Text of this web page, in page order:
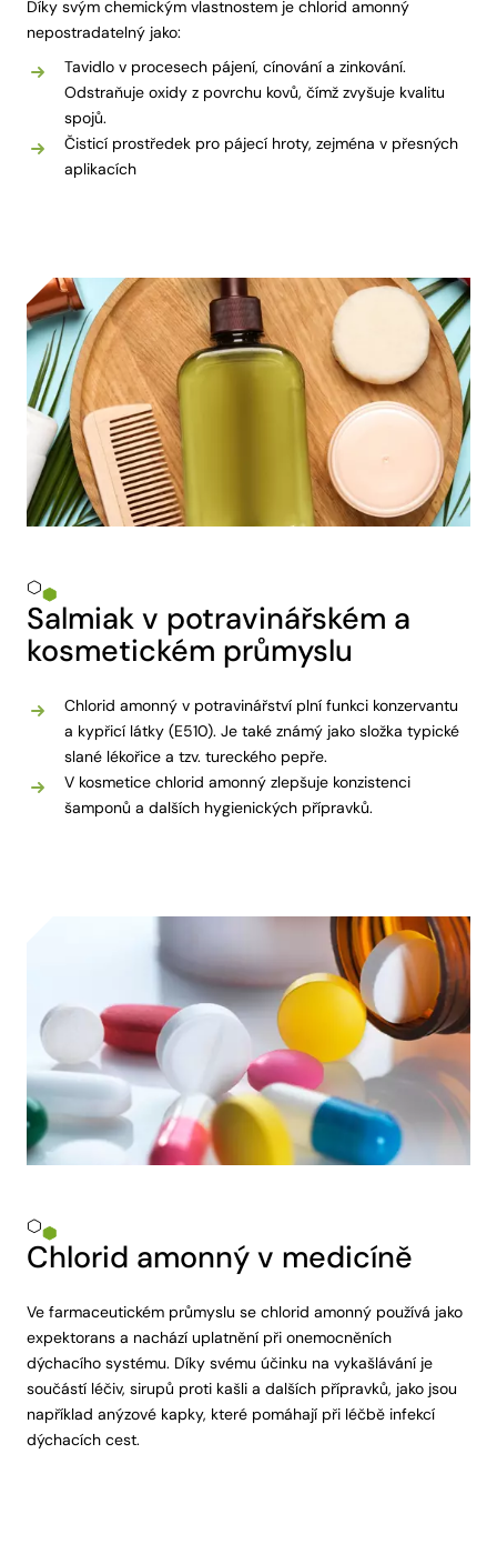
Díky svým chemickým vlastnostem je chlorid amonný
nepostradatelný jako:
Tavidlo v procesech pájení, cínování a zinkování.
Odstraňuje oxidy z povrchu kovů, čímž zvyšuje kvalitu
spojů.
Čisticí prostředek pro pájecí hroty, zejména v přesných
aplikacích
Salmiak v potravinářském a
kosmetickém průmyslu
Chlorid amonný v potravinářství plní funkci konzervantu
a kypřicí látky (E510). Je také známý jako složka typické
slané lékořice a tzv. tureckého pepře.
V kosmetice chlorid amonný zlepšuje konzistenci
šamponů a dalších hygienických přípravků.
Chlorid amonný v medicíně
Ve farmaceutickém průmyslu se chlorid amonný používá jako
expektorans a nachází uplatnění při onemocněních
dýchacího systému. Díky svému účinku na vykašlávání je
součástí léčiv, sirupů proti kašli a dalších přípravků, jako jsou
například anýzové kapky, které pomáhají při léčbě infekcí
dýchacích cest.